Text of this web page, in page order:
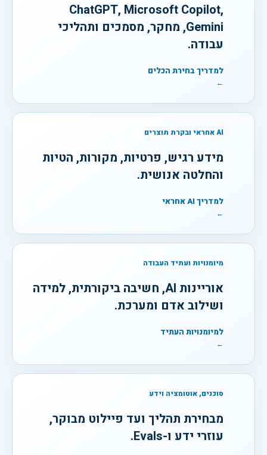
ChatGPT, Microsoft Copilot,
Gemini, מחקר, מסמכים ותהליכי
עבודה.
למדריך בחירת הכלים
←
AI אחראי ובקרת תוצרים
מידע רגיש, פרטיות, מקורות, הטיות
והחלטה אנושית.
למדריך AI אחראי
←
מיומנויות ועתיד העבודה
אוריינות AI, חשיבה ביקורתית, למידה
ושילוב אדם ומערכת.
למיומנויות העתיד
←
סוכנים, אוטומציה וידע
מבחירת תהליך ועד פיילוט מבוקר,
עוזרי ידע ו-Evals.